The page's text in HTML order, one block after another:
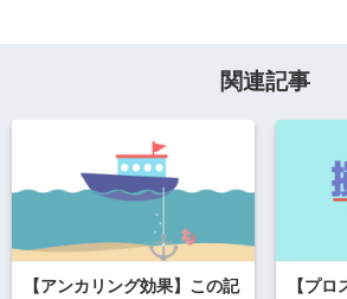
関連記事
【アンカリング効果】この記
【プ